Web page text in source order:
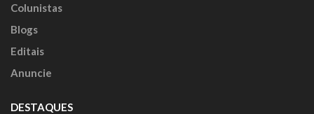
Colunistas
Blogs
Editais
Anuncie
DESTAQUES